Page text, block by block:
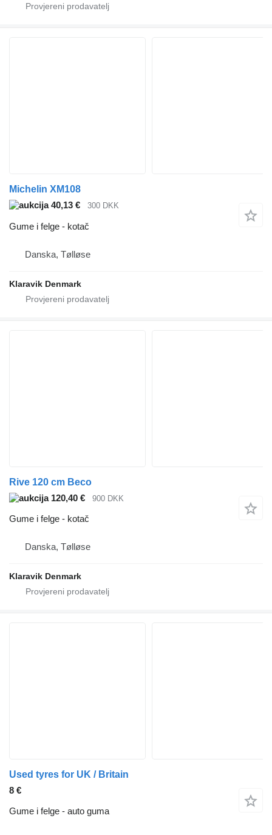
Michelin XM108
40,13 €
300 DKK
Gume i felge - kotač
Danska, Tølløse
Klaravik Denmark
Rive 120 cm Beco
120,40 €
900 DKK
Gume i felge - kotač
Danska, Tølløse
Klaravik Denmark
Used tyres for UK / Britain
8 €
Gume i felge - auto guma